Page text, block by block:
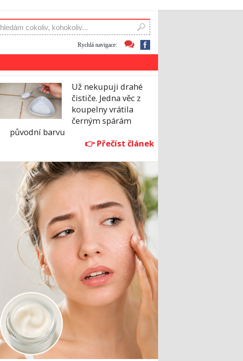
Rychlá navigace:
Už nekupuji drahé
čističe. Jedna věc z
koupelny vrátila
černým spárám
původní barvu